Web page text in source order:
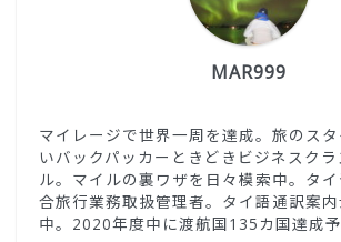
MAR999
マイレージで世界一周を達成。旅のス
いバックパッカーときどきビジネスク
ル。マイルの裏ワザを日々模索中。タ
合旅行業務取扱管理者。タイ語通訳案
中。2020年度中に渡航国135カ国達成予